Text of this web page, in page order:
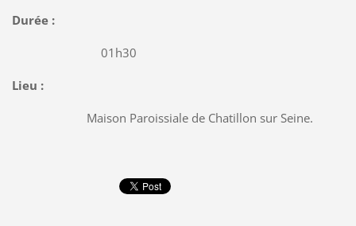
Durée :
01h30
Lieu :
Maison Paroissiale de Chatillon sur Seine.